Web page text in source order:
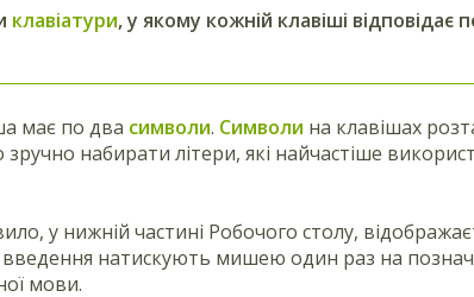
клавіатури, у якому кожній клавіші відповідає
має по два символи. Символи на клавішах
набирати літери, які найчастіше
у нижній частині Робочого столу,
введення натискують мишею один раз на
мови.